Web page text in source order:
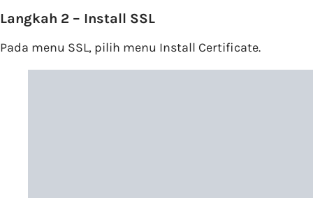
Langkah 2 – Install SSL
Pada menu SSL, pilih menu Install Certificate.